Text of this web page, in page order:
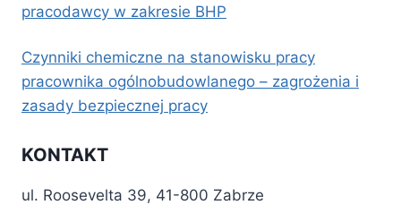
pracodawcy w zakresie BHP
Czynniki chemiczne na stanowisku pracy
pracownika ogólnobudowlanego – zagrożenia i
zasady bezpiecznej pracy
KONTAKT
ul. Roosevelta 39, 41-800 Zabrze